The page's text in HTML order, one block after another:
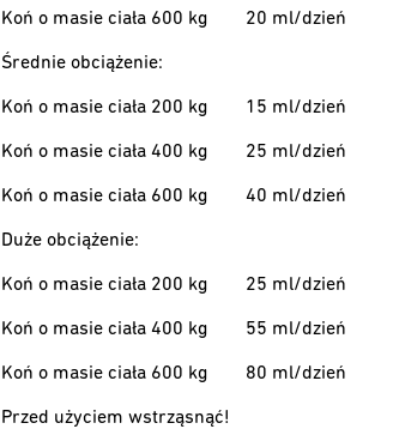
Koń o masie ciała 600 kg 20 ml/dzień
Średnie obciążenie:
Koń o masie ciała 200 kg 15 ml/dzień
Koń o masie ciała 400 kg 25 ml/dzień
Koń o masie ciała 600 kg 40 ml/dzień
Duże obciążenie:
Koń o masie ciała 200 kg 25 ml/dzień
Koń o masie ciała 400 kg 55 ml/dzień
Koń o masie ciała 600 kg 80 ml/dzień
Przed użyciem wstrząsnąć!